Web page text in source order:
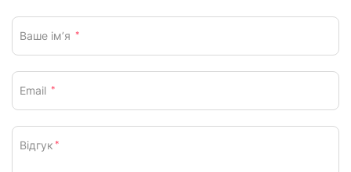
Ваше ім’я *
Email *
Відгук *